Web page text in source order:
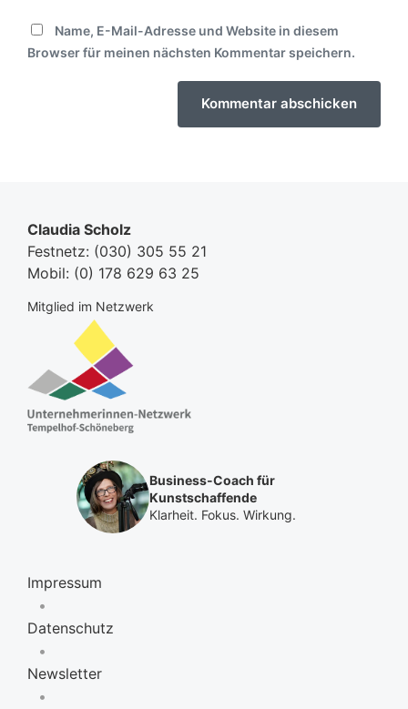
Name, E-Mail-Adresse und Website in diesem
Browser für meinen nächsten Kommentar speichern.
Claudia Scholz
Festnetz: (030) 305 55 21
Mobil: (0) 178 629 63 25
Mitglied im Netzwerk
Business-Coach für
Kunstschaffende
Klarheit. Fokus. Wirkung.
Impressum
•
Datenschutz
•
Newsletter
•